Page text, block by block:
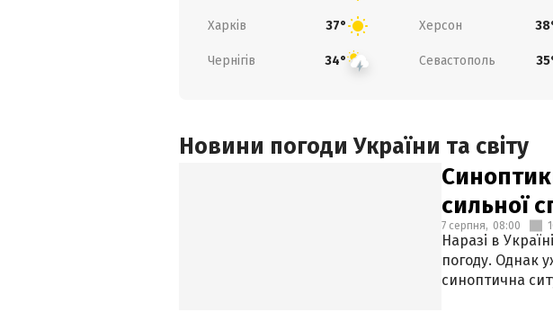
Харків 37° Херсон
Чернігів 34° Севастополь
Новини погоди України та світу
сильної
7 серпня, 08:00
Наразі в
погоду. Однак
синоптична